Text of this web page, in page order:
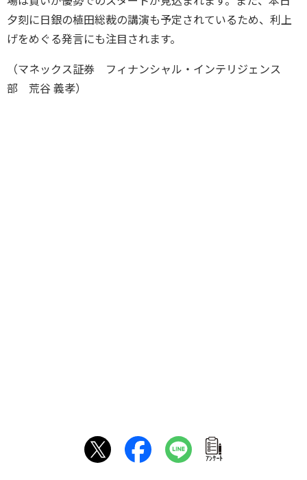
夕刻に日銀の植田総裁の講演も予定されているため、利上
げをめぐる発言にも注目されます。
（マネックス証券 フィナンシャル・インテリジェンス
部 荒谷 義孝）
ｱﾝｹｰﾄ